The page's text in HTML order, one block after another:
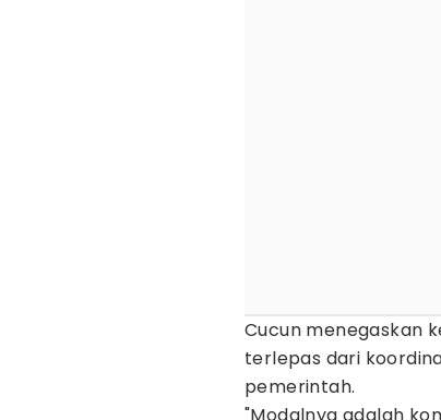
Cucun menegaskan
terlepas dari
pemerintah.